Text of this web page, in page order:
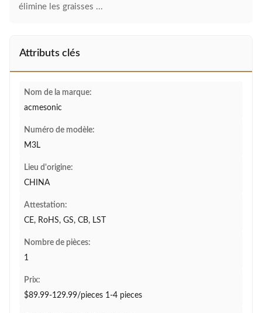
élimine les graisses ...
Attributs clés
Nom de la marque:
acmesonic
Numéro de modèle:
M3L
Lieu d'origine:
CHINA
Attestation:
CE, RoHS, GS, CB, LST
Nombre de pièces:
1
Prix:
$89.99-129.99/pieces 1-4 pieces